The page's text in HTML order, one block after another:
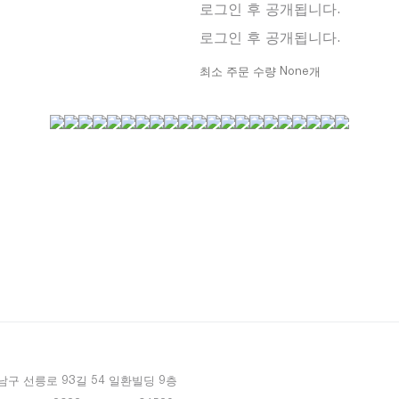
로그인 후 공개됩니다.
로그인 후 공개됩니다.
최소 주문 수량 None개
구 선릉로 93길 54 일환빌딩 9층